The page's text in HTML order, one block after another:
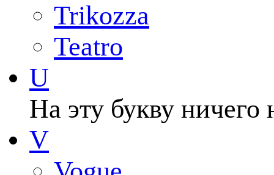
Trikozza
Teatro
U
На эту букву ничего
V